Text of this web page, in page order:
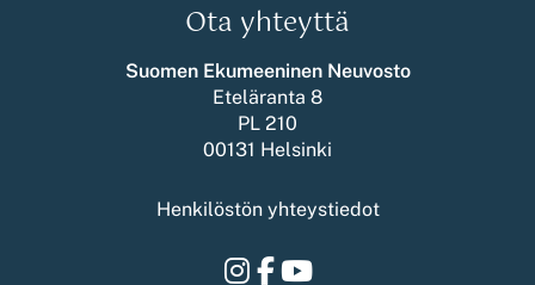
Ota yhteyttä
Suomen Ekumeeninen Neuvosto
Eteläranta 8
PL 210
00131 Helsinki
Henkilöstön yhteystiedot
Instagram
Facebook
Youtube